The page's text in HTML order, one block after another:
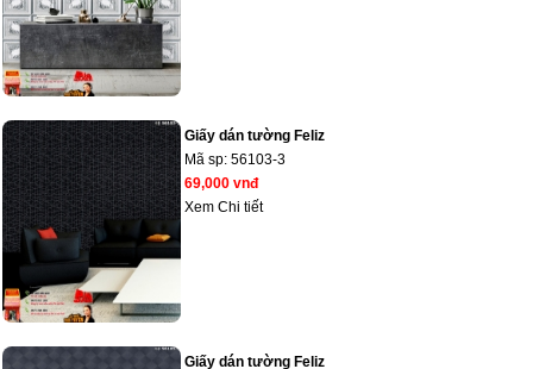
Giấy dán tường Feliz
Mã sp: 56103-3
69,000 vnđ
Xem Chi tiết
Giấy dán tường Feliz